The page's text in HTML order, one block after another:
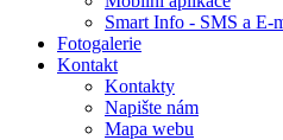
Smart Info - SMS a E-
Fotogalerie
Kontakt
Kontakty
Napište nám
Mapa webu